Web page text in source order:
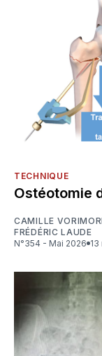
TECHNIQUE
Ostéotomie
CAMILLE
FRÉDÉRIC LAUDE
N°354 - Mai 2026